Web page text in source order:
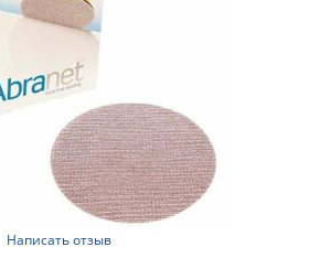
Написать отзыв